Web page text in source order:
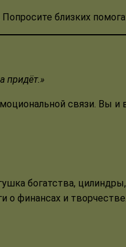
близких
придёт.»
связи. Вы
богатства,
о финансах и творчестве.